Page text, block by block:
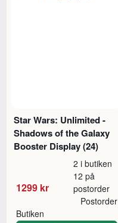
Star Wars: Unlimited -
Shadows of the Galaxy
Booster Display (24)
1299 kr
2 i butiken
12 på
postorder
Butiken
Postorder